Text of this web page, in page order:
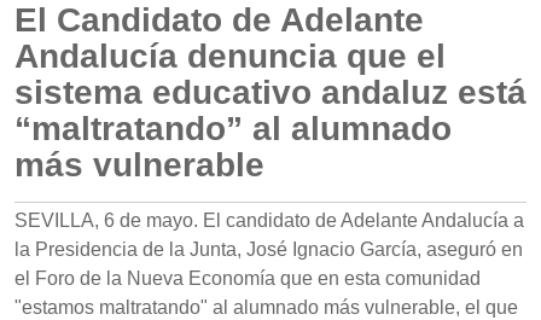
El Candidato de Adelante
Andalucía denuncia que el
sistema educativo andaluz está
“maltratando” al alumnado
más vulnerable
SEVILLA, 6 de mayo. El candidato de Adelante Andalucía a
la Presidencia de la Junta, José Ignacio García, aseguró en
el Foro de la Nueva Economía que en esta comunidad
"estamos maltratando" al alumnado más vulnerable, el que